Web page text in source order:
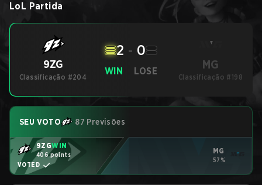
LoL Partida
9ZG
Classificação #204
WIN
2 - 0
LOSE MG
Classificação #198
SEU VOTO 87 Previsões
9ZGWIN
406 points
VOTED
MG
57%